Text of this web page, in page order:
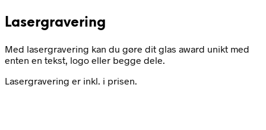
Lasergravering
Med lasergravering kan du gøre dit glas award unikt med
enten en tekst, logo eller begge dele.
Lasergravering er inkl. i prisen.